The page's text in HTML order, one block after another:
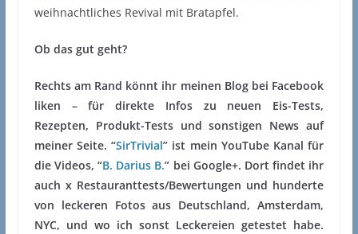
weihnachtliches Revival mit Bratapfel.
Ob das gut geht?
Rechts am Rand könnt ihr meinen Blog bei Facebook
liken – für direkte Infos zu neuen Eis-Tests,
Rezepten, Produkt-Tests und sonstigen News auf
meiner Seite. “SirTrivial” ist mein YouTube Kanal für
die Videos, “B. Darius B.” bei Google+. Dort findet ihr
auch x Restauranttests/Bewertungen und hunderte
von leckeren Fotos aus Deutschland, Amsterdam,
NYC, und wo ich sonst Leckereien getestet habe.